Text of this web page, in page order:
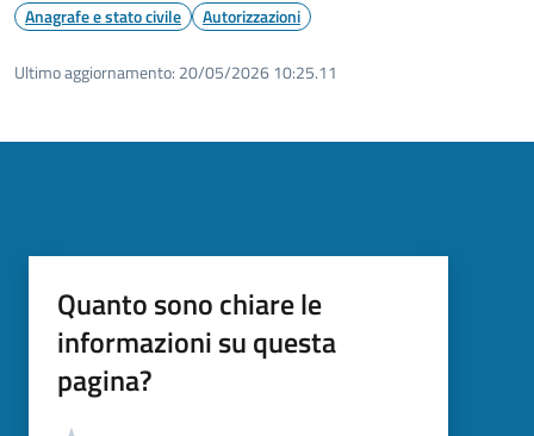
Anagrafe e stato civile Autorizzazioni
Ultimo aggiornamento: 20/05/2026 10:25.11
Quanto sono chiare le
informazioni su questa
pagina?